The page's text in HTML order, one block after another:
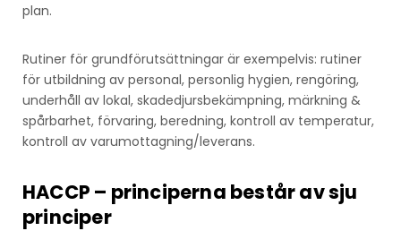
plan.
Rutiner för grundförutsättningar är exempelvis: rutiner
för utbildning av personal, personlig hygien, rengöring,
underhåll av lokal, skadedjursbekämpning, märkning &
spårbarhet, förvaring, beredning, kontroll av temperatur,
kontroll av varumottagning/leverans.
HACCP – principerna består av sju
principer